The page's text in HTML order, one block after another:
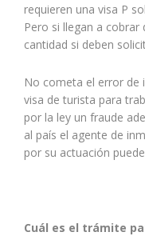
requieren una visa P
Pero si llegan a cobrar
cantidad si deben
No cometa el error de
visa de turista para
por la ley un fraude
al país el agente de
por su actuación
Cuál es el trámite